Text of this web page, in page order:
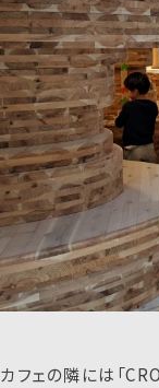
カフェの隣には「